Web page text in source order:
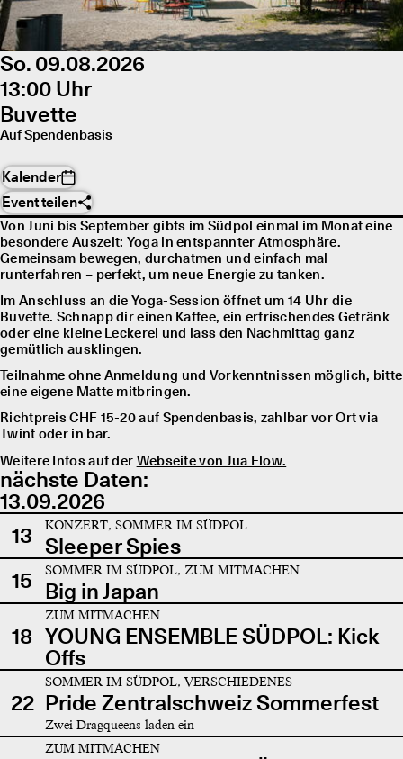
So. 09.08.2026
13:00 Uhr
Buvette
Auf Spendenbasis
Kalender
Event teilen
Von Juni bis September gibts im Südpol einmal im Monat eine
besondere Auszeit: Yoga in entspannter Atmosphäre.
Gemeinsam bewegen, durchatmen und einfach mal
runterfahren – perfekt, um neue Energie zu tanken.
Im Anschluss an die Yoga-Session öffnet um 14 Uhr die
Buvette. Schnapp dir einen Kaffee, ein erfrischendes Getränk
oder eine kleine Leckerei und lass den Nachmittag ganz
gemütlich ausklingen.
Teilnahme ohne Anmeldung und Vorkenntnissen möglich, bitte
eine eigene Matte mitbringen.
Richtpreis CHF 15-20 auf Spendenbasis, zahlbar vor Ort via
Twint oder in bar.
Weitere Infos auf der Webseite von Jua Flow.
nächste Daten:
13.09.2026
13
KONZERT, SOMMER IM SÜDPOL
Sleeper Spies
15
SOMMER IM SÜDPOL, ZUM MITMACHEN
Big in Japan
18
ZUM MITMACHEN
YOUNG ENSEMBLE SÜDPOL: Kick
Offs
22
SOMMER IM SÜDPOL, VERSCHIEDENES
Pride Zentralschweiz Sommerfest
Zwei Dragqueens laden ein
ZUM MITMACHEN